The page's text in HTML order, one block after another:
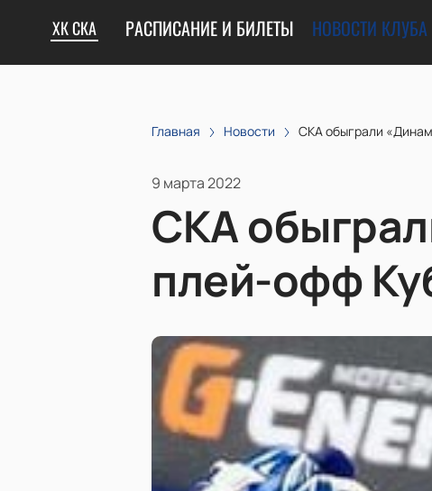
ХК СКА РАСПИСАНИЕ И БИЛЕТЫ НОВОСТИ КЛУБА
Главная Новости СКА обыграли
9 марта 2022
СКА
плей-офф